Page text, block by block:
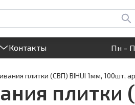
Прием заявок на сайте
Контакты Пн -
плитки (СВП) BIHUI 1мм, 100шт,
плитки